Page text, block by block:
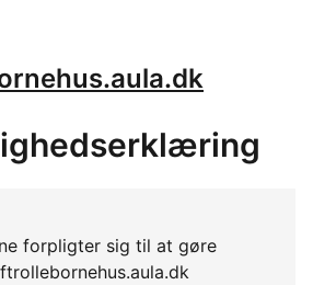
forpligter sig til at gøre